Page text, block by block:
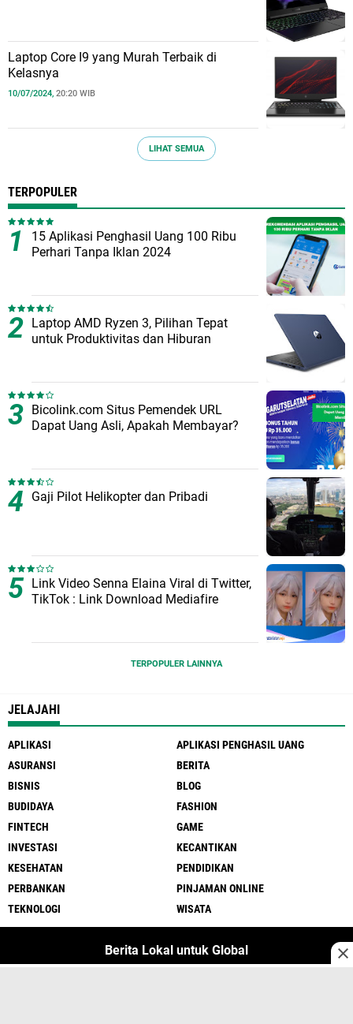
Laptop Core I9 yang Murah Terbaik di
Kelasnya
10/07/2024, 20:20 WIB
LIHAT SEMUA
TERPOPULER
15 Aplikasi Penghasil Uang 100 Ribu
Perhari Tanpa Iklan 2024
Laptop AMD Ryzen 3, Pilihan Tepat
untuk Produktivitas dan Hiburan
Bicolink.com Situs Pemendek URL
Dapat Uang Asli, Apakah Membayar?
Gaji Pilot Helikopter dan Pribadi
Link Video Senna Elaina Viral di Twitter,
TikTok : Link Download Mediafire
TERPOPULER LAINNYA
JELAJAHI
APLIKASI
APLIKASI PENGHASIL UANG
ASURANSI
BERITA
BISNIS
BLOG
BUDIDAYA
FASHION
FINTECH
GAME
INVESTASI
KECANTIKAN
KESEHATAN
PENDIDIKAN
PERBANKAN
PINJAMAN ONLINE
TEKNOLOGI
WISATA
Berita Lokal untuk Global